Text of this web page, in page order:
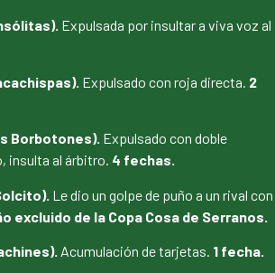
Expulsada por insultar a viva voz al
Expulsado con roja directa. 2
Borbotones). Expulsado con doble
insulta al árbitro. 4 fechas.
Le dio un golpe de puño a un rival con
excluido de la Copa Cosa de Serranos.
Acumulación de tarjetas. 1 fecha.